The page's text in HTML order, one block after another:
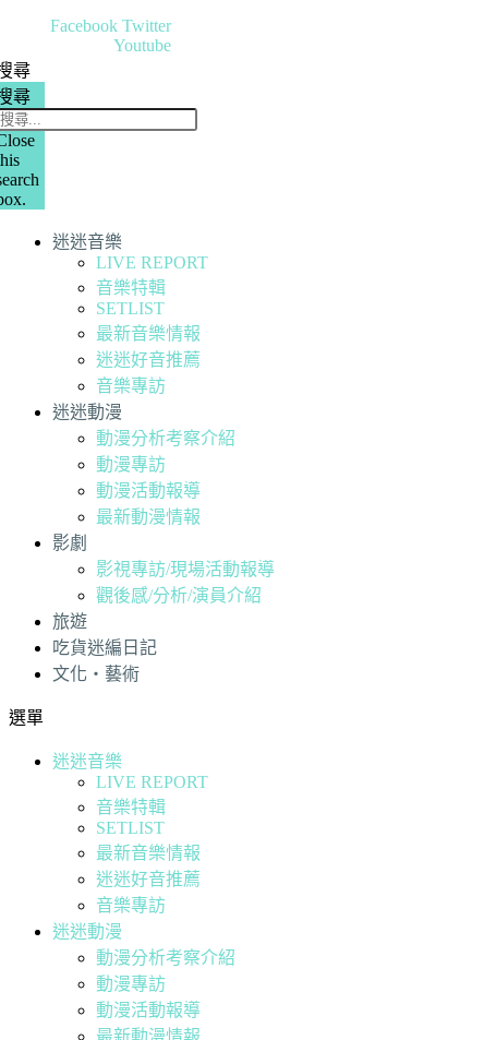
Facebook Twitter
Youtube
尋
尋
迷迷音樂
LIVE REPORT
音樂特輯
SETLIST
最新音樂情報
迷迷好音推薦
音樂專訪
迷迷動漫
動漫分析考察介紹
動漫專訪
動漫活動報導
最新動漫情報
影劇
影視專訪/現場活動報導
觀後感/分析/演員介紹
旅遊
吃貨迷編日記
文化・藝術
選單
迷迷音樂
LIVE REPORT
音樂特輯
SETLIST
最新音樂情報
迷迷好音推薦
音樂專訪
迷迷動漫
動漫分析考察介紹
動漫專訪
動漫活動報導
最新動漫情報